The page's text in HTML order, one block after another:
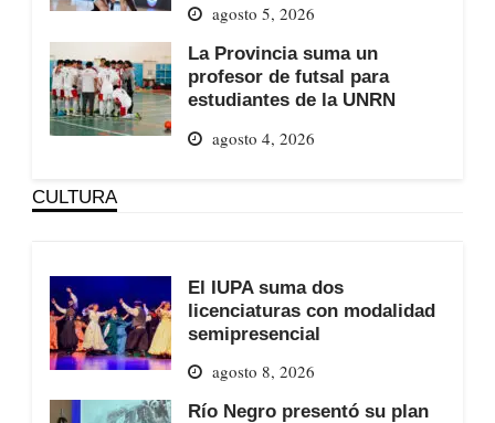
agosto 5, 2026
La Provincia suma un
profesor de futsal para
estudiantes de la UNRN
agosto 4, 2026
CULTURA
El IUPA suma dos
licenciaturas con modalidad
semipresencial
agosto 8, 2026
Río Negro presentó su plan